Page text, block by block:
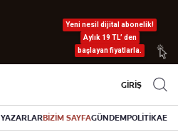
Yeni nesil dijital abonelik!
Aylık 19 TL’ den
başlayan fiyatlarla.
GİRİŞ
YAZARLARBİZİM SAYFAGÜNDEMPOLİTİKA